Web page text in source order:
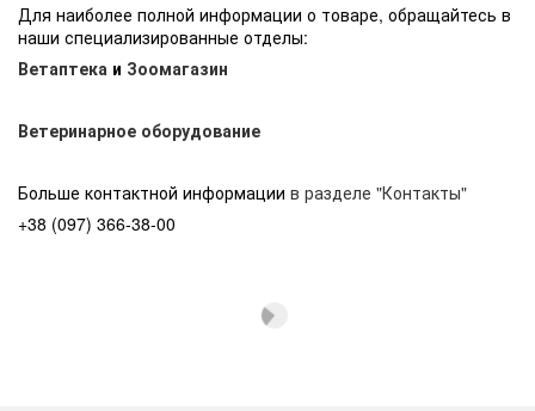
Для наиболее полной информации о товаре, обращайтесь в
наши специализированные отделы:
Ветаптека и Зоомагазин
Ветеринарное оборудование
Больше контактной информации в разделе "Контакты"
+38 (097) 366-38-00